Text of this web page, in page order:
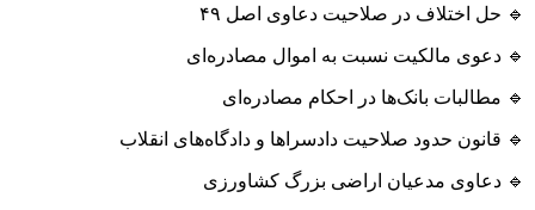
🔹 حل اختلاف در صلاحیت دعاوی اصل ۴۹
🔹 دعوی مالکیت نسبت به اموال مصادره‌ای
🔹 مطالبات بانک‌ها در احکام مصادره‌ای
🔹 قانون حدود صلاحیت‌ دادسراها و دادگاه‌های انقلاب
🔹 دعاوی مدعیان اراضی بزرگ کشاورزی